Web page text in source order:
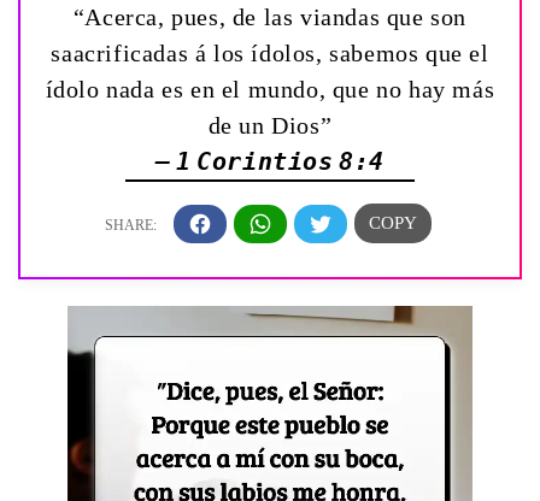
“Acerca, pues, de las viandas que son
saacrificadas á los ídolos, sabemos que el
ídolo nada es en el mundo, que no hay más
de un Dios”
— 1 Corintios 8:4